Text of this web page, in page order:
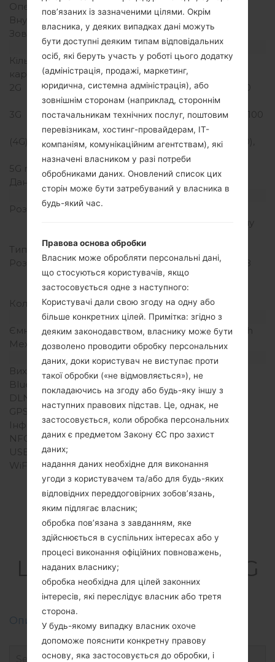
Оперативна память
Внутрішня память
Зовнішня память
microSD, до 32 GB
Мережа та дані
Кількість місць для сім
карт
2 Мікро SIM
2G
GSM 850/900/1800/1900
MHz
3G
HSDPA 850/900/1900/2100
MHz
(4G) LTE
LTE band 1(2100), 3(1800),
7(2600), 8(900), 20(800)
5G network
Дані
Дисплей
Розмір екрану
співвідношення екрану
Тип екрану
IPS LCD
Розширення екрану
480 x 854 пікселів (~218
щільність пікселів на
дюйм)
Кольори екрану
16M кольорів
Акамулятор і клавіатура
Ємність акумулятора
Зємний Li-Ion 1940 mAh
Механічна клавіатура
-
Інтерфейси
Вихід для аудіо
3.5mm jack
Bluetooth
Версія 4.1, A2DP, LE
DLNA
GPS
Так, A-GPS, GLONASS
Інфрачервоний порт
Ні
NFC
Ні
USB
WiFi
Wi-Fi802.11b/g/n, Wi-Fi
Direct, hotspot
Прошивки
LGK121(LGK121) akaLG
K4 LTE
Описання регіонів прошивок телефонів LG
пов’язаних із зазначеними цілями. Окрім
власника, у деяких випадках дані можуть
бути доступні деяким типам відповідальних
осіб, які беруть участь у роботі цього додатку
(адміністрація, продажі, маркетинг,
юридична, системна адміністрація), або
зовнішнім сторонам (наприклад, стороннім
постачальникам технічних послуг, поштовим
перевізникам, хостинг-провайдерам, ІТ-
компаніям, комунікаційним агентствам), які
назначені власником у разі потреби
обробниками даних. Оновлений список цих
сторін може бути затребуваний у власника в
будь-який час.
Правова основа обробки
Власник може обробляти персональні дані,
що стосуються користувачів, якщо
застосовується одне з наступного:
Користувачі дали свою згоду на одну або
більше конкретних цілей. Примітка: згідно з
деяким законодавством, власнику може бути
дозволено проводити обробку персональних
даних, доки користувач не виступає проти
такої обробки («не відмовляється»), не
покладаючись на згоду або будь-яку іншу з
наступних правових підстав. Це, однак, не
застосовується, коли обробка персональних
даних є предметом Закону ЄС про захист
даних;
надання даних необхідне для виконання
угоди з користувачем та/або для будь-яких
відповідних переддоговірних зобов’язань,
яким підлягає власник;
обробка пов’язана з завданням, яке
здійснюється в суспільних інтересах або у
процесі виконання офіційних повноважень,
наданих власнику;
обробка необхідна для цілей законних
інтересів, які переслідує власник або третя
сторона.
У будь-якому випадку власник охоче
допоможе пояснити конкретну правову
основу, яка застосовується до обробки, і